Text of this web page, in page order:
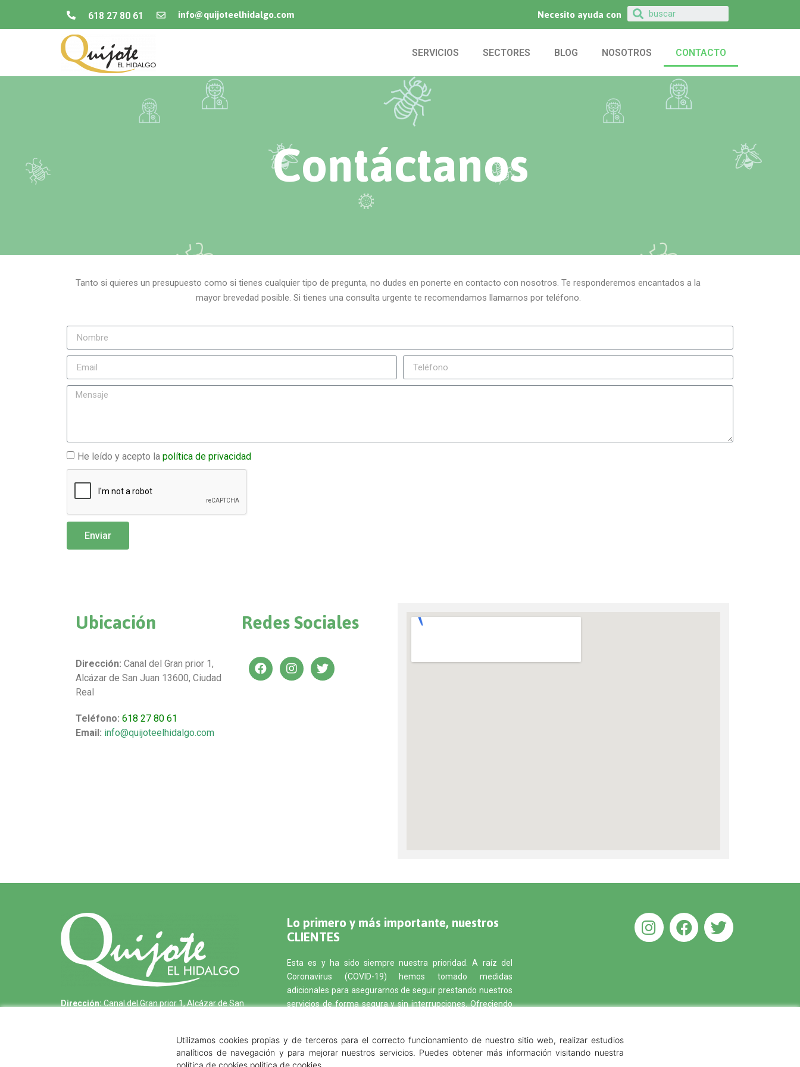
618 27 80 61 info@quijoteelhidalgo.com Necesito ayuda con
SERVICIOS SECTORES BLOG NOSOTROS CONTACTO
Contáctanos
Tanto si quieres un presupuesto como si tienes cualquier tipo de pregunta, no dudes en ponerte en contacto con nosotros. Te responderemos encantados a la
mayor brevedad posible. Si tienes una consulta urgente te recomendamos llamarnos por teléfono.
He leído y acepto la política de privacidad
Enviar
Ubicación
Dirección: Canal del Gran prior 1,
Alcázar de San Juan 13600, Ciudad
Real
Teléfono: 618 27 80 61
Email: info@quijoteelhidalgo.com
Redes Sociales
Dirección:Canal del Gran prior 1, Alcázar de San
info@quijoteelhidalgo.com
Lo primero y más importante, nuestros
CLIENTES
Esta es y ha sido siempre nuestra prioridad. A raíz del
Coronavirus (COVID-19) hemos tomado medidas
adicionales para asegurarnos de seguir prestando nuestros
servicios de forma segura y sin interrupciones. Ofreciendo
inspección gratis de tu negocio o propiedad para que te
ayudemos a evaluar tu problema de plagas.
Utilizamos cookies propias y de terceros para el correcto funcionamiento de nuestro sitio web, realizar estudios
analíticos de navegación y para mejorar nuestros servicios. Puedes obtener más información visitando nuestra
política de cookies política de cookies